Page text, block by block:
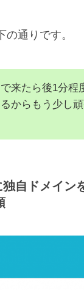
通りです。
来たら後1分程
からもう少し
自ドメイン